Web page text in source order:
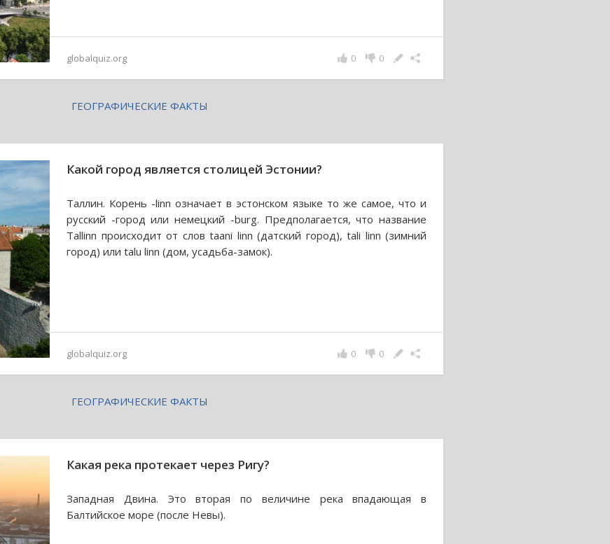
globalquiz.org 0
0
ГЕОГРАФИЧЕСКИЕ ФАКТЫ
Какой город является столицей Эстонии?
Таллин. Корень -linn означает в эстонском языке то же самое, что и
русский -город или немецкий -burg. Предполагается, что название
Tallinn происходит от слов taani linn (датский город), tali linn (зимний
город) или talu linn (дом, усадьба-замок).
globalquiz.org 0
0
ГЕОГРАФИЧЕСКИЕ ФАКТЫ
Какая река протекает через Ригу?
Западная Двина. Это вторая по величине река впадающая в
Балтийское море (после Невы).